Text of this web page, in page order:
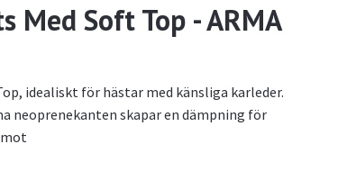
Med Soft Top - ARMA
idealiskt för hästar med känsliga karleder.
neoprenekanten skapar en dämpning för
mot